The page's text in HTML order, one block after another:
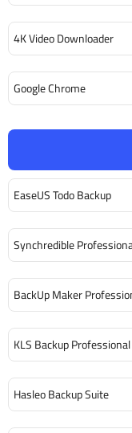
EaseUS Todo Backup
Synchredible
BackUp Maker
KLS Backup Professional
Hasleo Backup Suite
4K Video Downloader
Google Chrome